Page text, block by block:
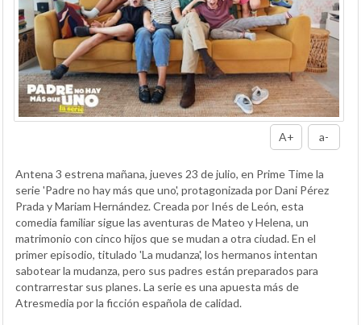
A+ a-
Antena 3 estrena mañana, jueves 23 de julio, en Prime Time la
serie 'Padre no hay más que uno', protagonizada por Dani Pérez
Prada y Mariam Hernández. Creada por Inés de León, esta
comedia familiar sigue las aventuras de Mateo y Helena, un
matrimonio con cinco hijos que se mudan a otra ciudad. En el
primer episodio, titulado 'La mudanza', los hermanos intentan
sabotear la mudanza, pero sus padres están preparados para
contrarrestar sus planes. La serie es una apuesta más de
Atresmedia por la ficción española de calidad.